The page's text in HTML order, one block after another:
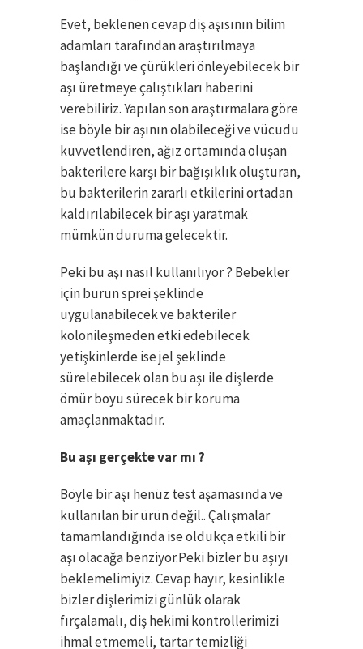
Evet, beklenen cevap diş aşısının bilim
adamları tarafından araştırılmaya
başlandığı ve çürükleri önleyebilecek bir
aşı üretmeye çalıştıkları haberini
verebiliriz. Yapılan son araştırmalara göre
ise böyle bir aşının olabileceği ve vücudu
kuvvetlendiren, ağız ortamında oluşan
bakterilere karşı bir bağışıklık oluşturan,
bu bakterilerin zararlı etkilerini ortadan
kaldırılabilecek bir aşı yaratmak
mümkün duruma gelecektir.
Peki bu aşı nasıl kullanılıyor ? Bebekler
için burun sprei şeklinde
uygulanabilecek ve bakteriler
kolonileşmeden etki edebilecek
yetişkinlerde ise jel şeklinde
sürelebilecek olan bu aşı ile dişlerde
ömür boyu sürecek bir koruma
amaçlanmaktadır.
Bu aşı gerçekte var mı ?
Böyle bir aşı henüz test aşamasında ve
kullanılan bir ürün değil.. Çalışmalar
tamamlandığında ise oldukça etkili bir
aşı olacağa benziyor.Peki bizler bu aşıyı
beklemelimiyiz. Cevap hayır, kesinlikle
bizler dişlerimizi günlük olarak
fırçalamalı, diş hekimi kontrollerimizi
ihmal etmemeli, tartar temizliği